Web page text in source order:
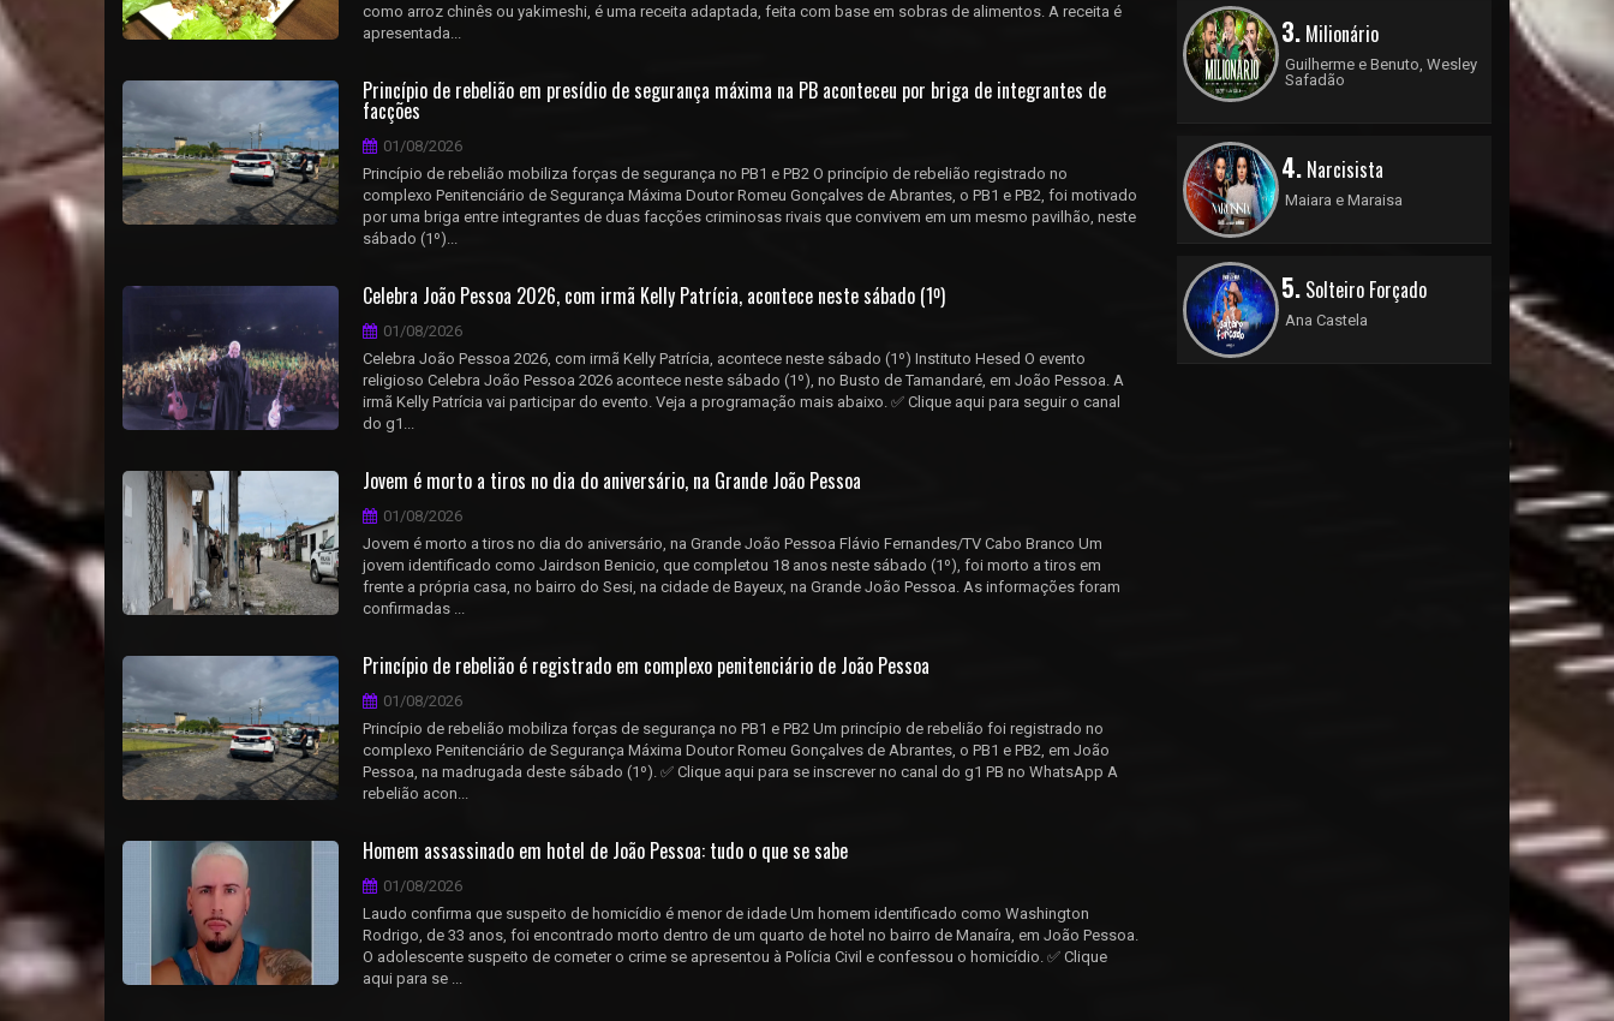
como arroz chinês ou yakimeshi, é uma receita adaptada, feita com base em sobras de alimentos. A receita é
apresentada...
Princípio de rebelião em presídio de segurança máxima na PB aconteceu por briga de integrantes de
facções
01/08/2026
Princípio de rebelião mobiliza forças de segurança no PB1 e PB2 O princípio de rebelião registrado no
complexo Penitenciário de Segurança Máxima Doutor Romeu Gonçalves de Abrantes, o PB1 e PB2, foi motivado
por uma briga entre integrantes de duas facções criminosas rivais que convivem em um mesmo pavilhão, neste
sábado (1º)...
Celebra João Pessoa 2026, com irmã Kelly Patrícia, acontece neste sábado (1º)
01/08/2026
Celebra João Pessoa 2026, com irmã Kelly Patrícia, acontece neste sábado (1º) Instituto Hesed O evento
religioso Celebra João Pessoa 2026 acontece neste sábado (1º), no Busto de Tamandaré, em João Pessoa. A
irmã Kelly Patrícia vai participar do evento. Veja a programação mais abaixo. ✅ Clique aqui para seguir o canal
do g1...
Jovem é morto a tiros no dia do aniversário, na Grande João Pessoa
01/08/2026
Jovem é morto a tiros no dia do aniversário, na Grande João Pessoa Flávio Fernandes/TV Cabo Branco Um
jovem identificado como Jairdson Benicio, que completou 18 anos neste sábado (1º), foi morto a tiros em
frente a própria casa, no bairro do Sesi, na cidade de Bayeux, na Grande João Pessoa. As informações foram
confirmadas ...
Princípio de rebelião é registrado em complexo penitenciário de João Pessoa
01/08/2026
Princípio de rebelião mobiliza forças de segurança no PB1 e PB2 Um princípio de rebelião foi registrado no
complexo Penitenciário de Segurança Máxima Doutor Romeu Gonçalves de Abrantes, o PB1 e PB2, em João
Pessoa, na madrugada deste sábado (1º). ✅ Clique aqui para se inscrever no canal do g1 PB no WhatsApp A
rebelião acon...
Homem assassinado em hotel de João Pessoa: tudo o que se sabe
01/08/2026
Laudo confirma que suspeito de homicídio é menor de idade Um homem identificado como Washington
Rodrigo, de 33 anos, foi encontrado morto dentro de um quarto de hotel no bairro de Manaíra, em João Pessoa.
O adolescente suspeito de cometer o crime se apresentou à Polícia Civil e confessou o homicídio. ✅ Clique
aqui para se ...
3.Milionário
Guilherme e Benuto, Wesley
Safadão
4.Narcisista
Maiara e Maraisa
5.Solteiro Forçado
Ana Castela